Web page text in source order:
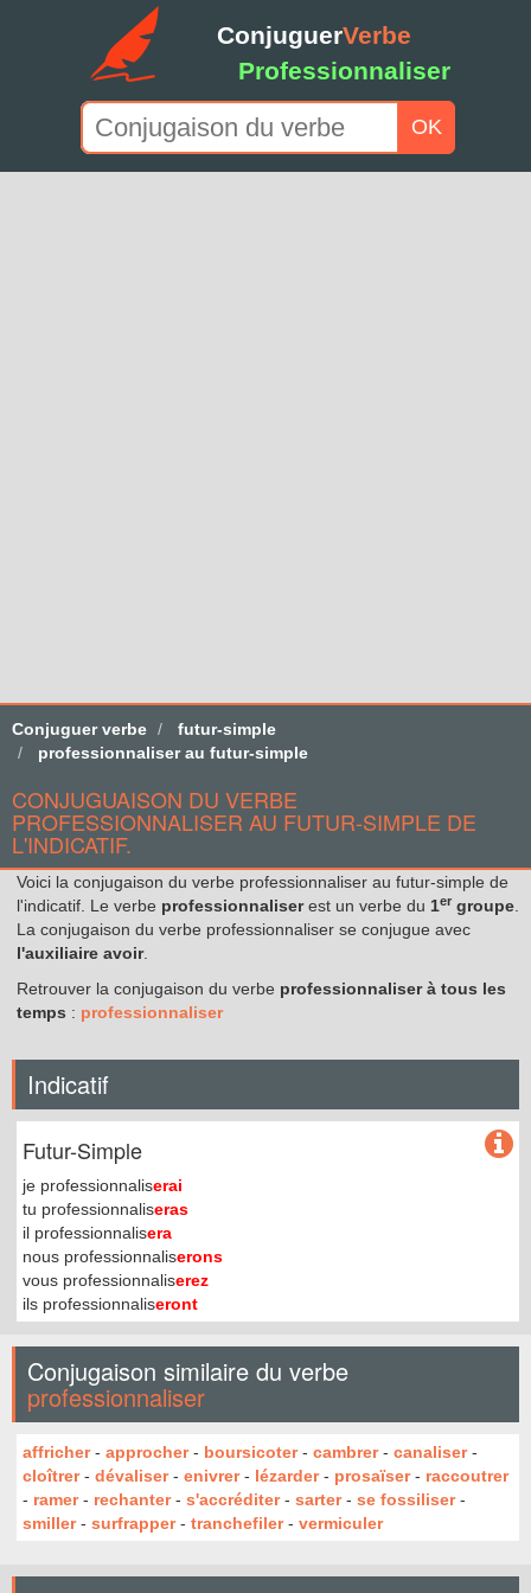
ConjuguerVerbe
Professionnaliser
OK
Conjuguer verbe
futur-simple
professionnaliser au futur-simple
CONJUGUAISON DU VERBE
PROFESSIONNALISER AU FUTUR-SIMPLE DE
L'INDICATIF.
Voici la conjugaison du verbe professionnaliser au futur-simple de
l'indicatif. Le verbe professionnaliserest un verbe du 1er groupe
La conjugaison du verbe professionnaliser se conjugue avec
l'auxiliaire avoir.
Retrouver la conjugaison du verbe professionnaliser à tous les
temps : professionnaliser
Indicatif
Futur-Simple
je professionnaliserai
tu professionnaliseras
il professionnalisera
nous professionnaliserons
vous professionnaliserez
ils professionnaliseront
Conjugaison similaire du verbe
professionnaliser
affricher- approcher- boursicoter- cambrer- canaliser-
cloîtrer- dévaliser- enivrer- lézarder- prosaïser- raccoutrer
- ramer- rechanter- s'accréditer- sarter- se fossiliser-
smiller- surfrapper- tranchefiler- vermiculer